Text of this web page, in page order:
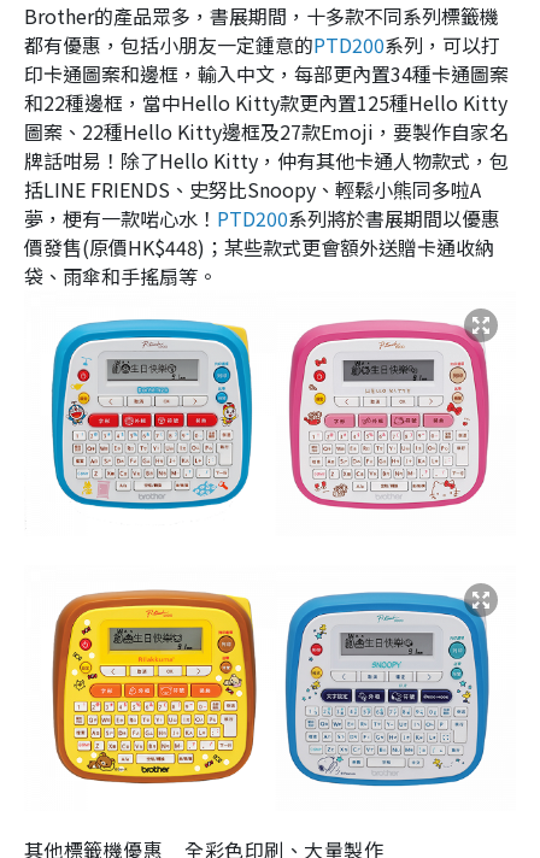
Brother的產品眾多，書展期間，十多款不同系列標籤機
都有優惠，包括小朋友一定鍾意的PTD200系列，可以打
印卡通圖案和邊框，輸入中文，每部更內置34種卡通圖案
和22種邊框，當中Hello Kitty款更內置125種Hello Kitty
圖案、22種Hello Kitty邊框及27款Emoji，要製作自家名
牌話咁易！除了Hello Kitty，仲有其他卡通人物款式，包
括LINE FRIENDS、史努比Snoopy、輕鬆小熊同多啦A
夢，梗有一款啱心水！ PTD200系列將於書展期間以優惠
價發售(原價HK$448)；某些款式更會額外送贈卡通收納
袋、雨傘和手搖扇等。
其他標籤機優惠 全彩色印刷、大量製作